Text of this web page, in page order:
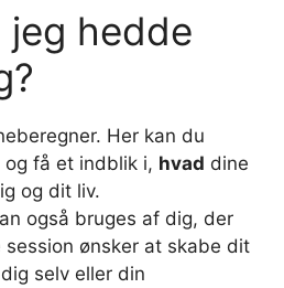
jeg hedde
Her kan du
få et indblik i, hvad dine
og dit liv.
også bruges af dig, der
ønsker at skabe dit
selv eller din